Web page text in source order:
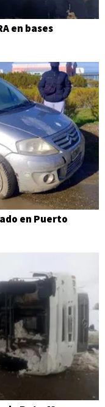
en bases
en Puerto